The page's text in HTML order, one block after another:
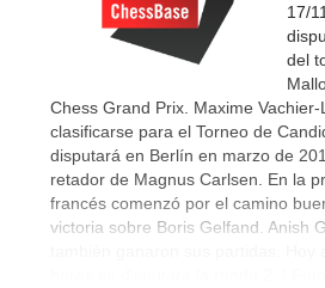
17/
del
Chess Grand Prix. Maxime
clasificarse para el Torneo de
disputará en Berlín en marzo de
retador de Magnus Carlsen. En la
francés comenzó por el camino
victoria sobre Boris Gelfand. Anish